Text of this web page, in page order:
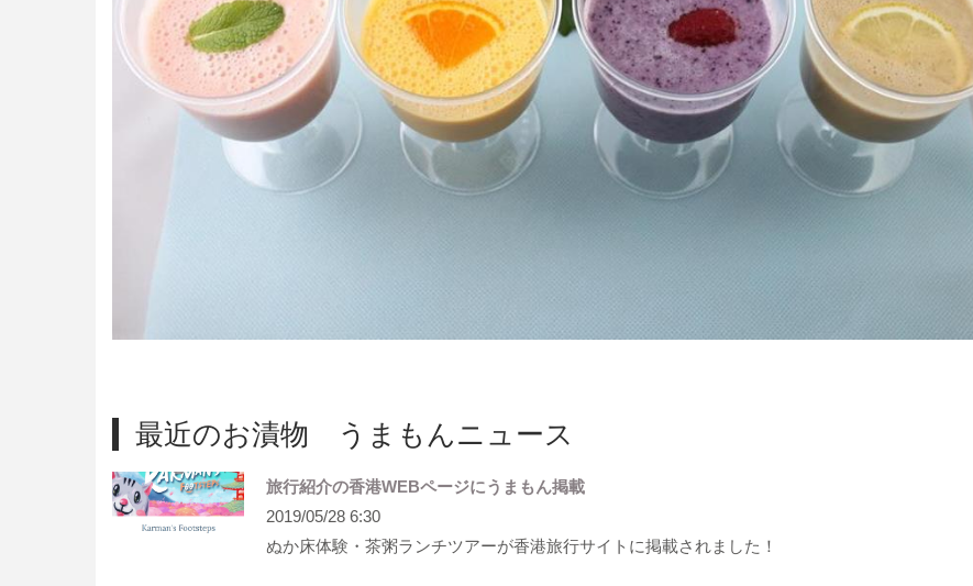
最近のお漬物 うまもんニュース
旅行紹介の香港WEBページにうまもん掲載
2019/05/28 6:30
ぬか床体験・茶粥ランチツアーが香港旅行サイトに掲載されました！